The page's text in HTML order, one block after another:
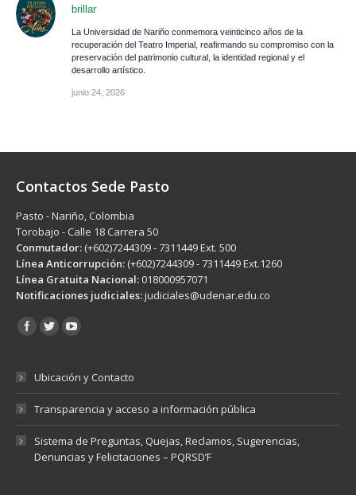
brillar
La Universidad de Nariño conmemora veinticinco años de la
recuperación del Teatro Imperial, reafirmando su compromiso con la
preservación del patrimonio cultural, la identidad regional y el
desarrollo artístico.
junio 24, 2026
Contactos Sede Pasto
Pasto - Nariño, Colombia
Torobajo - Calle 18 Carrera 50
Conmutador: (+602)7244309 - 7311449 Ext. 500
Línea Anticorrupción: (+602)7244309 - 7311449 Ext.1260
Línea Gratuita Nacional: 018000957071
Notificaciones judiciales:judiciales@udenar.edu.co
Encuéntranos en:
Ubicación y Contacto
Transparencia y acceso a información pública
Sistema de Preguntas, Quejas, Reclamos, Sugerencias,
Denuncias y Felicitaciones – PQRSD’F